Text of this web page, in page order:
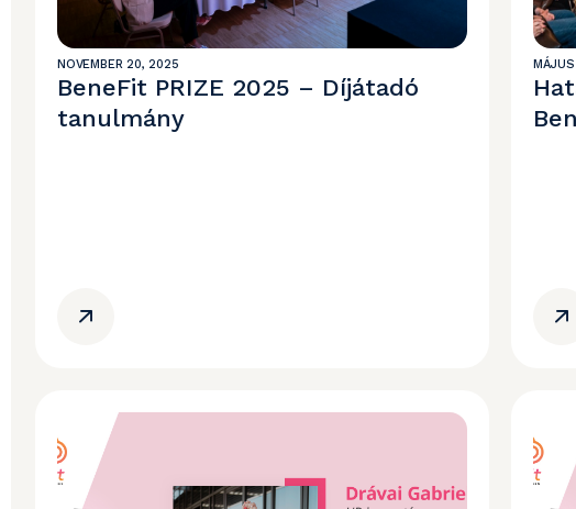
NOVEMBER 20, 2025
BeneFit PRIZE 2025 – Díjátadó
tanulmány